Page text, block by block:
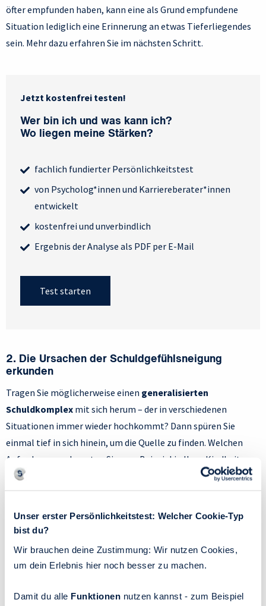
Unser erster Persönlichkeitstest: Welcher Cookie-Typ
bist du?
Wir brauchen deine Zustimmung: Wir nutzen Cookies,
um dein Erlebnis hier noch besser zu machen.
Damit du alle Funktionen nutzen kannst - zum Beispiel
öfter empfunden haben, kann eine als Grund empfundene
Situation lediglich eine Erinnerung an etwas Tieferliegendes
sein. Mehr dazu erfahren Sie im nächsten Schritt.
Jetzt kostenfrei testen!
Wer bin ich und was kann ich?
Wo liegen meine Stärken?
fachlich fundierter Persönlichkeitstest
von Psycholog*innen und Karriereberater*innen
entwickelt
kostenfrei und unverbindlich
Ergebnis der Analyse als PDF per E-Mail
Test starten
2. Die Ursachen der Schuldgefühlsneigung
erkunden
Tragen Sie möglicherweise einen generalisierten
Schuldkomplex mit sich herum – der in verschiedenen
Situationen immer wieder hochkommt? Dann spüren Sie
einmal tief in sich hinein, um die Quelle zu finden. Welchen
Anforderungen konnten Sie zum Beispiel in Ihrer Kindheit
nicht gerecht werden – seien das Erwartungen Ihrer Familie,
in Ihrem Inneren nach? Welche (an sich selbst gestellten)
Kind immer gesagt wurde, sie sei zu laut und zu intensiv, erlebt
wenn sie sich im Jobmeeting durchsetzt oder auf einer Feier